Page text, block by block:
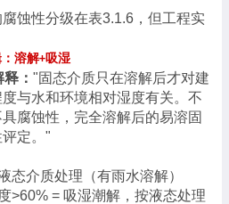
蚀性分级在表3.1.6，但工程实
溶解+吸湿
： "固态介质只在溶解后才对建
与水和环境相对湿度有关。不
腐蚀性，完全溶解后的易溶固
定。"
态介质处理（有雨水溶解）
>60% = 吸湿潮解，按液态处理